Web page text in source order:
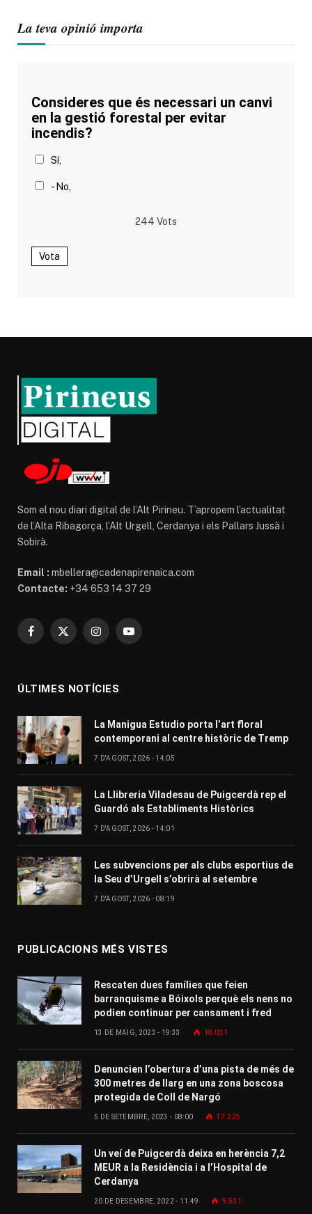
La teva opinió importa
Consideres que és necessari un canvi
en la gestió forestal per evitar
incendis?
Sí,
- No,
244 Vots
Vota
Som el nou diari digital de l’Alt Pirineu. T’apropem l’actualitat
de l’Alta Ribagorça, l’Alt Urgell, Cerdanya i els Pallars Jussà i
Sobirà.
Email : mbellera@cadenapirenaica.com
Contacte: +34 653 14 37 29
Facebook
X
InstagramYouTube
ÚLTIMES NOTÍCIES
La Manigua Estudio porta l’art floral
contemporani al centre històric de Tremp
7 D'AGOST, 2026 - 14:05
La Llibreria Viladesau de Puigcerdà rep el
Guardó als Establiments Històrics
7 D'AGOST, 2026 - 14:01
Les subvencions per als clubs esportius de
la Seu d’Urgell s’obrirà al setembre
7 D'AGOST, 2026 - 08:19
PUBLICACIONS MÉS VISTES
Rescaten dues famílies que feien
barranquisme a Bóixols perquè els nens no
podien continuar per cansament i fred
13 DE MAIG, 2023 - 19:33 18.031
Denuncien l’obertura d’una pista de més de
300 metres de llarg en una zona boscosa
protegida de Coll de Nargó
5 DE SETEMBRE, 2023 - 08:00 17.225
Un veí de Puigcerdà deixa en herència 7,2
MEUR a la Residència i a l’Hospital de
Cerdanya
20 DE DESEMBRE, 2022 - 11:49 9.531